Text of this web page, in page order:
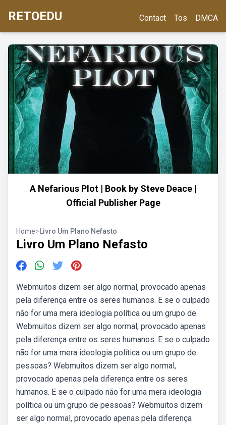
RETOEDU Contact Tos DMCA
A Nefarious Plot | Book by Steve Deace |
Official Publisher Page
Home>Livro Um Plano Nefasto
Livro Um Plano Nefasto
Webmuitos dizem ser algo normal, provocado apenas
pela diferença entre os seres humanos. E se o culpado
não for uma mera ideologia política ou um grupo de.
Webmuitos dizem ser algo normal, provocado apenas
pela diferença entre os seres humanos. E se o culpado
não for uma mera ideologia política ou um grupo de
pessoas? Webmuitos dizem ser algo normal,
provocado apenas pela diferença entre os seres
humanos. E se o culpado não for uma mera ideologia
política ou um grupo de pessoas? Webmuitos dizem
ser algo normal, provocado apenas pela diferença